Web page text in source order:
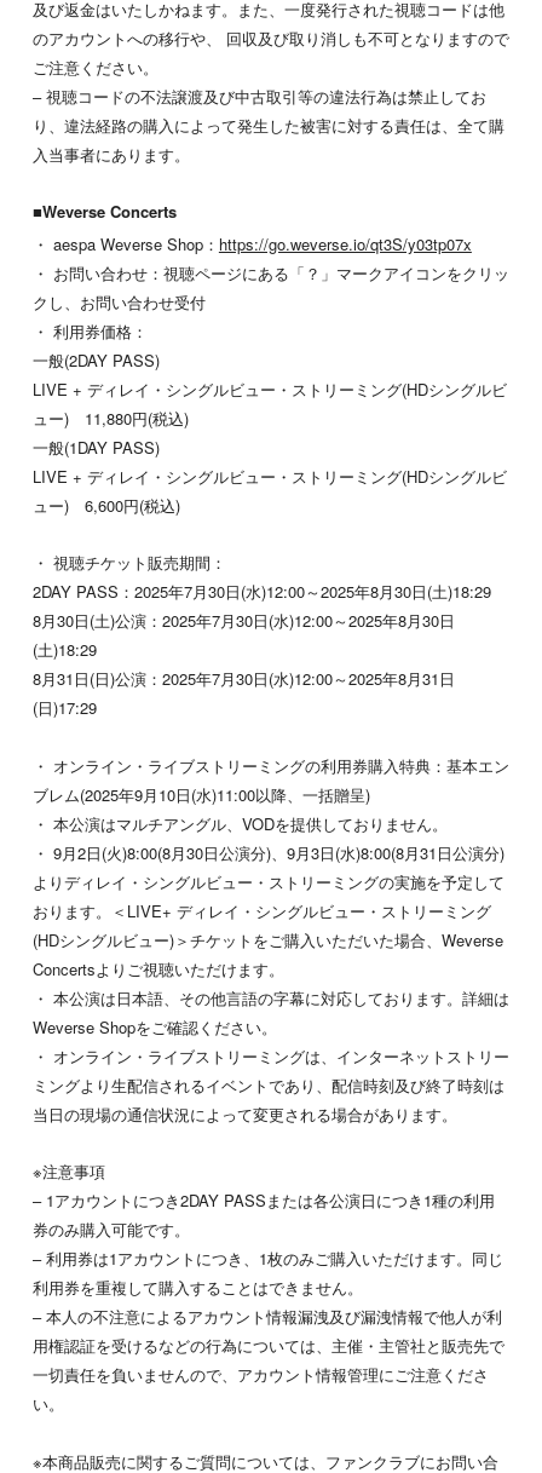
及び返金はいたしかねます。また、一度発行された視聴コードは他
のアカウントへの移行や、 回収及び取り消しも不可となりますので
ご注意ください。
– 視聴コードの不法譲渡及び中古取引等の違法行為は禁止してお
り、違法経路の購入によって発生した被害に対する責任は、全て購
入当事者にあります。
■Weverse Concerts
・ aespa Weverse Shop： https://go.weverse.io/qt3S/y03tp07x
・ お問い合わせ：視聴ページにある「？」マークアイコンをクリッ
クし、お問い合わせ受付
・ 利用券価格：
一般(2DAY PASS)
LIVE + ディレイ・シングルビュー・ストリーミング(HDシングルビ
ュー) 11,880円(税込)
一般(1DAY PASS)
LIVE + ディレイ・シングルビュー・ストリーミング(HDシングルビ
ュー) 6,600円(税込)
・ 視聴チケット販売期間：
2DAY PASS：2025年7月30日(水)12:00～2025年8月30日(土)18:29
8月30日(土)公演：2025年7月30日(水)12:00～2025年8月30日
(土)18:29
8月31日(日)公演：2025年7月30日(水)12:00～2025年8月31日
(日)17:29
・ オンライン・ライブストリーミングの利用券購入特典：基本エン
ブレム(2025年9月10日(水)11:00以降、一括贈呈)
・ 本公演はマルチアングル、VODを提供しておりません。
・ 9月2日(火)8:00(8月30日公演分)、9月3日(水)8:00(8月31日公演分)
よりディレイ・シングルビュー・ストリーミングの実施を予定して
おります。＜LIVE+ ディレイ・シングルビュー・ストリーミング
(HDシングルビュー)＞チケットをご購入いただいた場合、Weverse
Concertsよりご視聴いただけます。
・ 本公演は日本語、その他言語の字幕に対応しております。詳細は
Weverse Shopをご確認ください。
・ オンライン・ライブストリーミングは、インターネットストリー
ミングより生配信されるイベントであり、配信時刻及び終了時刻は
当日の現場の通信状況によって変更される場合があります。
※注意事項
– 1アカウントにつき2DAY PASSまたは各公演日につき1種の利用
券のみ購入可能です。
– 利用券は1アカウントにつき、1枚のみご購入いただけます。同じ
利用券を重複して購入することはできません。
– 本人の不注意によるアカウント情報漏洩及び漏洩情報で他人が利
用権認証を受けるなどの行為については、主催・主管社と販売先で
一切責任を負いませんので、アカウント情報管理にご注意くださ
い。
※本商品販売に関するご質問については、ファンクラブにお問い合